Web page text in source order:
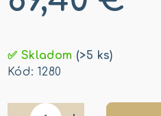
cena:
✅ Skladom (>5 ks)
Kód: 1280